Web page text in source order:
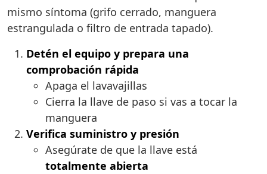
mismo síntoma (grifo cerrado, manguera
estrangulada o filtro de entrada tapado).
Detén el equipo y prepara una
comprobación rápida
Apaga el lavavajillas
Cierra la llave de paso si vas a tocar la
manguera
Verifica suministro y presión
Asegúrate de que la llave está
totalmente abierta